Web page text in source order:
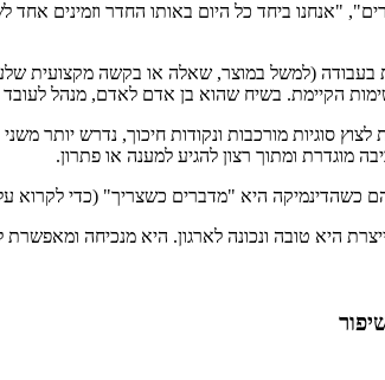
"אנחנו ביחד כל היום באותו החדר וזמינים
בעבודה (למשל במוצר, שאלה או בקשה מקצועית
הקיימת. בשיח שהוא בן אדם לאדם, מנהל
סוגיות מורכבות ונקודות חיכוך, נדרש יותר
מוגדרת ומתוך רצון להגיע למענה או פתרון.
כשהדינמיקה היא "מדברים כשצריך" (כדי לקרוא
היא טובה ונכונה לארגון. היא מנכיחה ומאפשרת